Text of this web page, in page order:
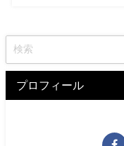
プロフィール